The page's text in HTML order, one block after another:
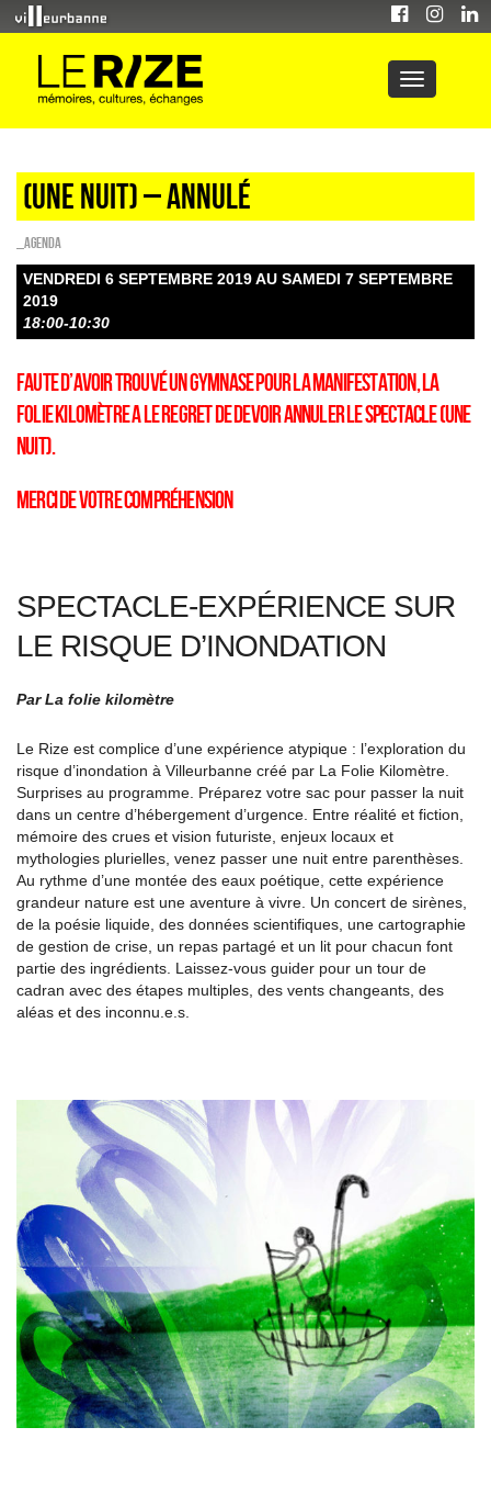
(Une nuit) – annulé
_Agenda
VENDREDI 6 SEPTEMBRE 2019 AU SAMEDI 7 SEPTEMBRE
2019
18:00-10:30
Faute d’avoir trouvé un gymnase pour la manifestation, La
folie kilomètre a le regret de devoir annuler le spectacle (Une
nuit).
Merci de votre compréhension
SPECTACLE-EXPÉRIENCE SUR
LE RISQUE D’INONDATION
Par La folie kilomètre
Le Rize est complice d’une expérience atypique : l’exploration du
risque d’inondation à Villeurbanne créé par La Folie Kilomètre.
Surprises au programme. Préparez votre sac pour passer la nuit
dans un centre d’hébergement d’urgence. Entre réalité et fiction,
mémoire des crues et vision futuriste, enjeux locaux et
mythologies plurielles, venez passer une nuit entre parenthèses.
Au rythme d’une montée des eaux poétique, cette expérience
grandeur nature est une aventure à vivre. Un concert de sirènes,
de la poésie liquide, des données scientifiques, une cartographie
de gestion de crise, un repas partagé et un lit pour chacun font
partie des ingrédients. Laissez-vous guider pour un tour de
cadran avec des étapes multiples, des vents changeants, des
aléas et des inconnu.e.s.